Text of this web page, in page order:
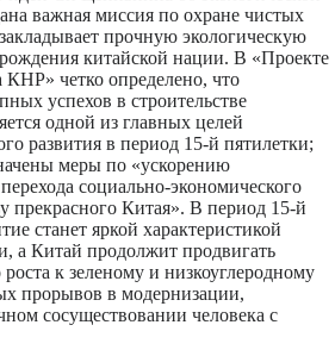
важная миссия по охране чистых
прочную экологическую
китайской нации. В «Проекте
КНР» четко определено, что
успехов в строительстве
одной из главных целей
развития в период 15-й пятилетки;
меры по «ускорению
социально-экономического
прекрасного Китая». В период 15-й
станет яркой характеристикой
а Китай продолжит продвигать
к зеленому и низкоуглеродному
прорывов в модернизации,
сосуществовании человека с